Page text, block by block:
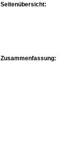
Seitenübersicht:
Zusammenfassung: